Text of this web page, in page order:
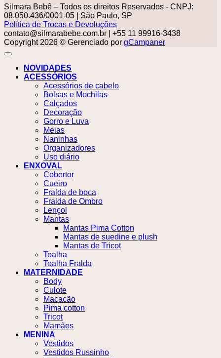
Silmara Bebê – Todos os direitos Reservados - CNPJ:
08.050.436/0001-05 | São Paulo, SP
Política de Trocas e Devoluções
contato@silmarabebe.com.br | +55 11 99916-3438
Copyright 2026 © Gerenciado por gCampaner
NOVIDADES
ACESSÓRIOS
Acessórios de cabelo
Bolsas e Mochilas
Calçados
Decoração
Gorro e Luva
Meias
Naninhas
Organizadores
Uso diário
ENXOVAL
Cobertor
Cueiro
Fralda de boca
Fralda de Ombro
Lençol
Mantas
Mantas Pima Cotton
Mantas de suedine e plush
Mantas de Tricot
Toalha
Toalha Fralda
MATERNIDADE
Body
Culote
Macacão
Pima cotton
Tricot
Mamães
MENINA
Vestidos
Vestidos Russinho